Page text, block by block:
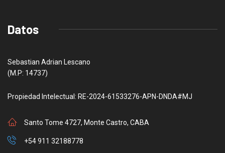
Datos
Sebastian Adrian Lescano
(M.P: 14737)
Propiedad Intelectual: RE-2024-61533276-APN-DNDA#MJ
Santo Tome 4727, Monte Castro, CABA
+54 911 32188778